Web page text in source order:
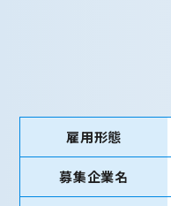
雇用形態
募集企業名